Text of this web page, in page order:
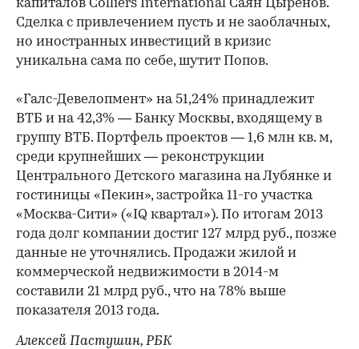
капиталов Colliers International Саян Цыренов.
Сделка с привлечением пусть и не заоблачных,
но иностранных инвестиций в кризис
уникальна сама по себе, шутит Попов.
«Галс-Девелопмент» на 51,24% принадлежит
ВТБ и на 42,3% — Банку Москвы, входящему в
группу ВТБ. Портфель проектов — 1,6 млн кв. м,
среди крупнейших — реконструкции
Центрального Детского магазина на Лубянке и
гостиницы «Пекин», застройка 11-го участка
«Москва-Сити» («IQ квартал»). По итогам 2013
года долг компании достиг 127 млрд руб., позже
данные не уточнялись. Продажи жилой и
коммерческой недвижимости в 2014-м
составили 21 млрд руб., что на 78% выше
показателя 2013 года.
Алексей Пастушин, РБК